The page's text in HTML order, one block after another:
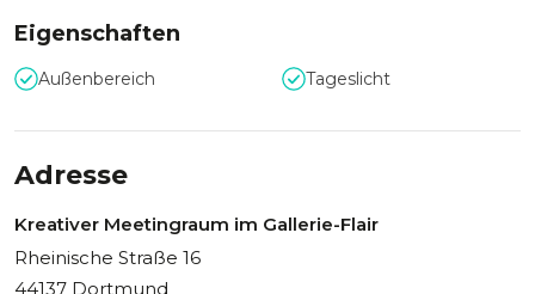
Eigenschaften
Außenbereich Tageslicht
Adresse
Kreativer Meetingraum im Gallerie-Flair
Rheinische Straße 16
44137 Dortmund